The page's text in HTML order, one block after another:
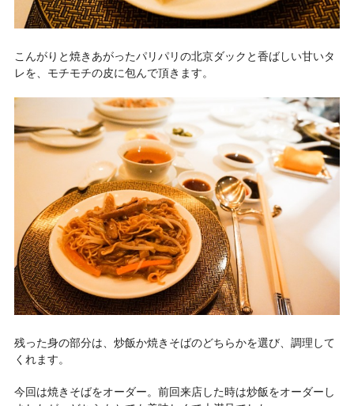
こんがりと焼きあがったパリパリの北京ダックと香ばしい甘いタ
レを、モチモチの皮に包んで頂きます。
残った身の部分は、炒飯か焼きそばのどちらかを選び、調理して
くれます。
今回は焼きそばをオーダー。前回来店した時は炒飯をオーダーし